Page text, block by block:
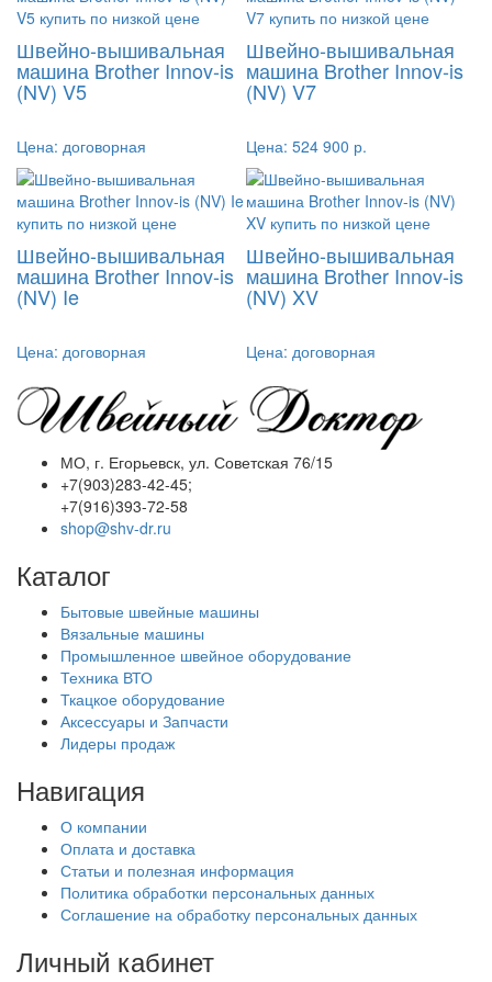
Швейно-вышивальная
машина Brother Innov-is
(NV) V5
Цена: договорная
Швейно-вышивальная
машина Brother Innov-is
(NV) V7
Цена: 524 900 р.
Швейно-вышивальная
машина Brother Innov-is
(NV) Ie
Цена: договорная
Швейно-вышивальная
машина Brother Innov-is
(NV) XV
Цена: договорная
МО, г. Егорьевск, ул. Советская 76/15
+7(903)283-42-45;
+7(916)393-72-58
shop@shv-dr.ru
Каталог
Бытовые швейные машины
Вязальные машины
Промышленное швейное оборудование
Техника ВТО
Ткацкое оборудование
Аксессуары и Запчасти
Лидеры продаж
Навигация
О компании
Оплата и доставка
Статьи и полезная информация
Политика обработки персональных данных
Соглашение на обработку персональных данных
Личный кабинет